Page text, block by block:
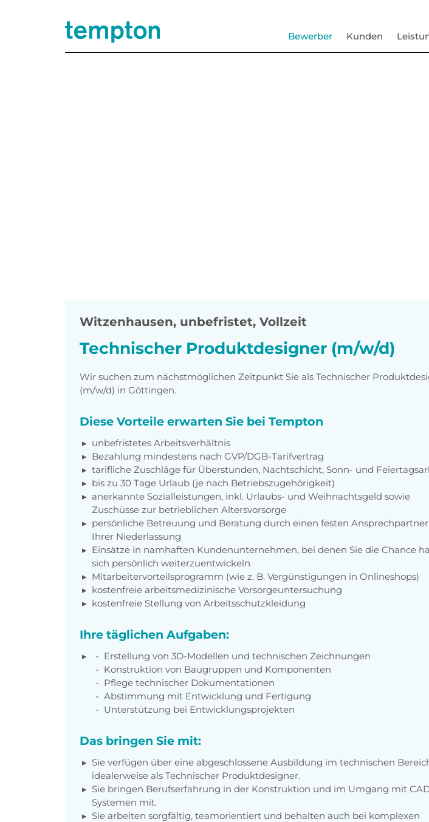
Bewerber Kunden
Witzenhausen, unbefristet, Vollzeit
Technischer Produktdesigner (m/w/d)
Wir suchen zum nächstmöglichen Zeitpunkt Sie als Technischer
(m/w/d) in Göttingen.
Diese Vorteile erwarten Sie bei Tempton
unbefristetes Arbeitsverhältnis
Bezahlung mindestens nach GVP/DGB-Tarifvertrag
tarifliche Zuschläge für Überstunden, Nachtschicht, Sonn- und
bis zu 30 Tage Urlaub (je nach Betriebszugehörigkeit)
anerkannte Sozialleistungen, inkl. Urlaubs- und Weihnachtsgeld sowie
Zuschüsse zur betrieblichen Altersvorsorge
persönliche Betreuung und Beratung durch einen festen
Ihrer Niederlassung
Einsätze in namhaften Kundenunternehmen, bei denen Sie die Chance
sich persönlich weiterzuentwickeln
Mitarbeitervorteilsprogramm (wie z. B. Vergünstigungen in Onlineshops)
kostenfreie arbeitsmedizinische Vorsorgeuntersuchung
kostenfreie Stellung von Arbeitsschutzkleidung
Ihre täglichen Aufgaben:
Erstellung von 3D-Modellen und technischen Zeichnungen
Konstruktion von Baugruppen und Komponenten
Pflege technischer Dokumentationen
Abstimmung mit Entwicklung und Fertigung
Unterstützung bei Entwicklungsprojekten
Das bringen Sie mit:
Sie verfügen über eine abgeschlossene Ausbildung im technischen
idealerweise als Technischer Produktdesigner.
Sie bringen Berufserfahrung in der Konstruktion und im Umgang mit
Systemen mit.
Sie arbeiten sorgfältig, teamorientiert und behalten auch bei komplexen